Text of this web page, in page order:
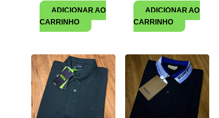
ADICIONAR AO
CARRINHO
ADICIONAR AO
CARRINHO